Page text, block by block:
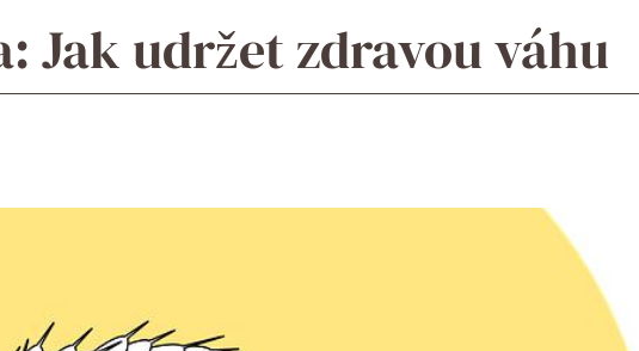
Jak udržet zdravou váhu